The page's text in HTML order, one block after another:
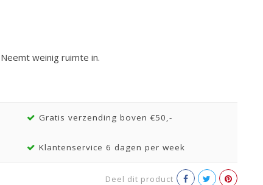
weinig ruimte in.
Gratis verzending boven €50,-
Klantenservice 6 dagen per week
Deel dit product